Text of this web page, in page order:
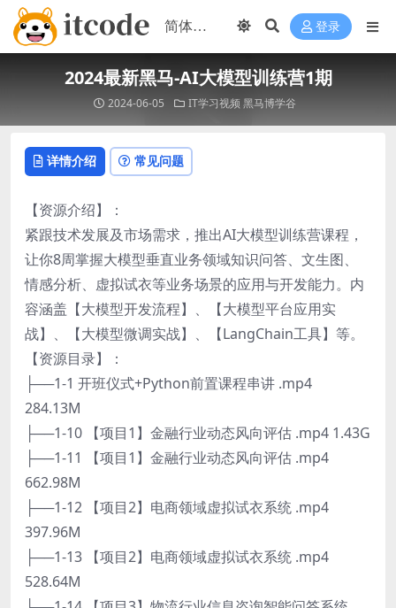
登录
2024最新黑马-AI大模型训练营1期
2024-06-05 IT学习视频 黑马博学谷
详情介绍 常见问题
【资源介绍】：
紧跟技术发展及市场需求，推出AI大模型训练营课程，
让你8周掌握大模型垂直业务领域知识问答、文生图、
情感分析、虚拟试衣等业务场景的应用与开发能力。内
容涵盖【大模型开发流程】、【大模型平台应用实
战】、【大模型微调实战】、【LangChain工具】等。
【资源目录】：
├──1-1 开班仪式+Python前置课程串讲 .mp4
284.13M
├──1-10 【项目1】金融行业动态风向评估 .mp4 1.43G
├──1-11 【项目1】金融行业动态风向评估 .mp4
662.98M
├──1-12 【项目2】电商领域虚拟试衣系统 .mp4
397.96M
├──1-13 【项目2】电商领域虚拟试衣系统 .mp4
528.64M